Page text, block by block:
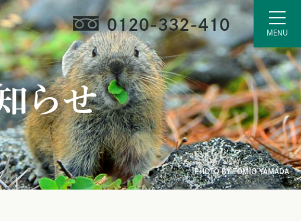
0120-332-410
らせ
PHOTO BY TOMIO YAMADA